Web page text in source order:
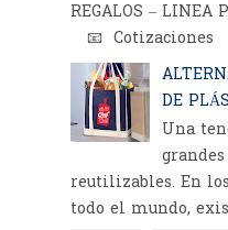
REGALOS – LINEA
📧 Cotizaciones
DE
Una
reutilizables. En
todo el mundo,